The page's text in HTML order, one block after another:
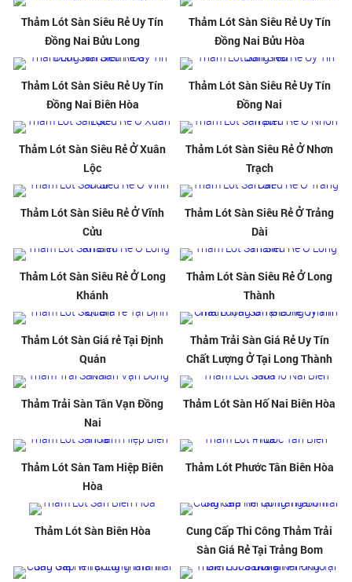
Thảm Lót Sàn Siêu Rẻ Uy Tín
Đồng Nai Bửu Long
Thảm Lót Sàn Siêu Rẻ Uy Tín
Đồng Nai Bửu Hòa
Thảm Lót Sàn Siêu Rẻ Uy Tín
Đồng Nai Biên Hòa
Thảm Lót Sàn Siêu Rẻ Uy Tín
Đồng Nai
Thảm Lót Sàn Siêu Rẻ Ở Xuân
Lộc
Thảm Lót Sàn Siêu Rẻ Ở Nhơn
Trạch
Thảm Lót Sàn Siêu Rẻ Ở Vĩnh
Cửu
Thảm Lót Sàn Siêu Rẻ Ở Trảng
Dài
Thảm Lót Sàn Siêu Rẻ Ở Long
Khánh
Thảm Lót Sàn Siêu Rẻ Ở Long
Thành
Thảm Lót Sàn Giá rẻ Tại Định
Quán
Thảm Trải Sàn Giá Rẻ Uy Tín
Chất Lượng Ở Tại Long Thành
Thảm Trải Sàn Tân Vạn Đồng
Nai
Thảm Lót Sàn Hố Nai Biên Hòa
Thảm Lót Sàn Tam Hiệp Biên
Hòa
Thảm Lót Phước Tân Biên Hòa
Thảm Lót Sàn Biên Hòa
Cung Cấp Thi Công Thảm Trải
Sàn Giá Rẻ Tại Trảng Bom